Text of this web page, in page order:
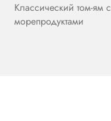
Классический том-ям с
морепродуктами